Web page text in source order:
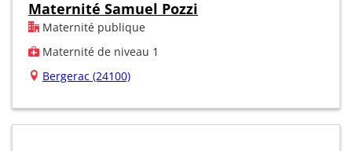
Maternité Samuel Pozzi
Maternité publique
Maternité de niveau 1
Bergerac (24100)